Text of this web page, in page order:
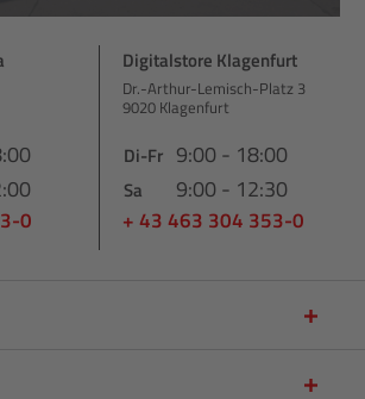
0
Digitalstore Klagenfurt
Dr.-Arthur-Lemisch-Platz 3
9020 Klagenfurt
Di-Fr 9:00 - 18:00
Sa 9:00 - 12:30
+ 43 463 304 353-0